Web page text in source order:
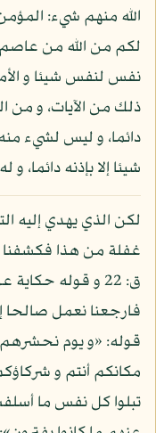
ذلك من الآيات، و من
دائما، و ليس لشيء
شيئا إلا بإذنه دائما، و
لكن الذي يهدي إليه
غفلة من هذا
ق: 22 و قوله
قوله: «و يوم
مكانكم أنتم و
تبلوا كل نفس ما